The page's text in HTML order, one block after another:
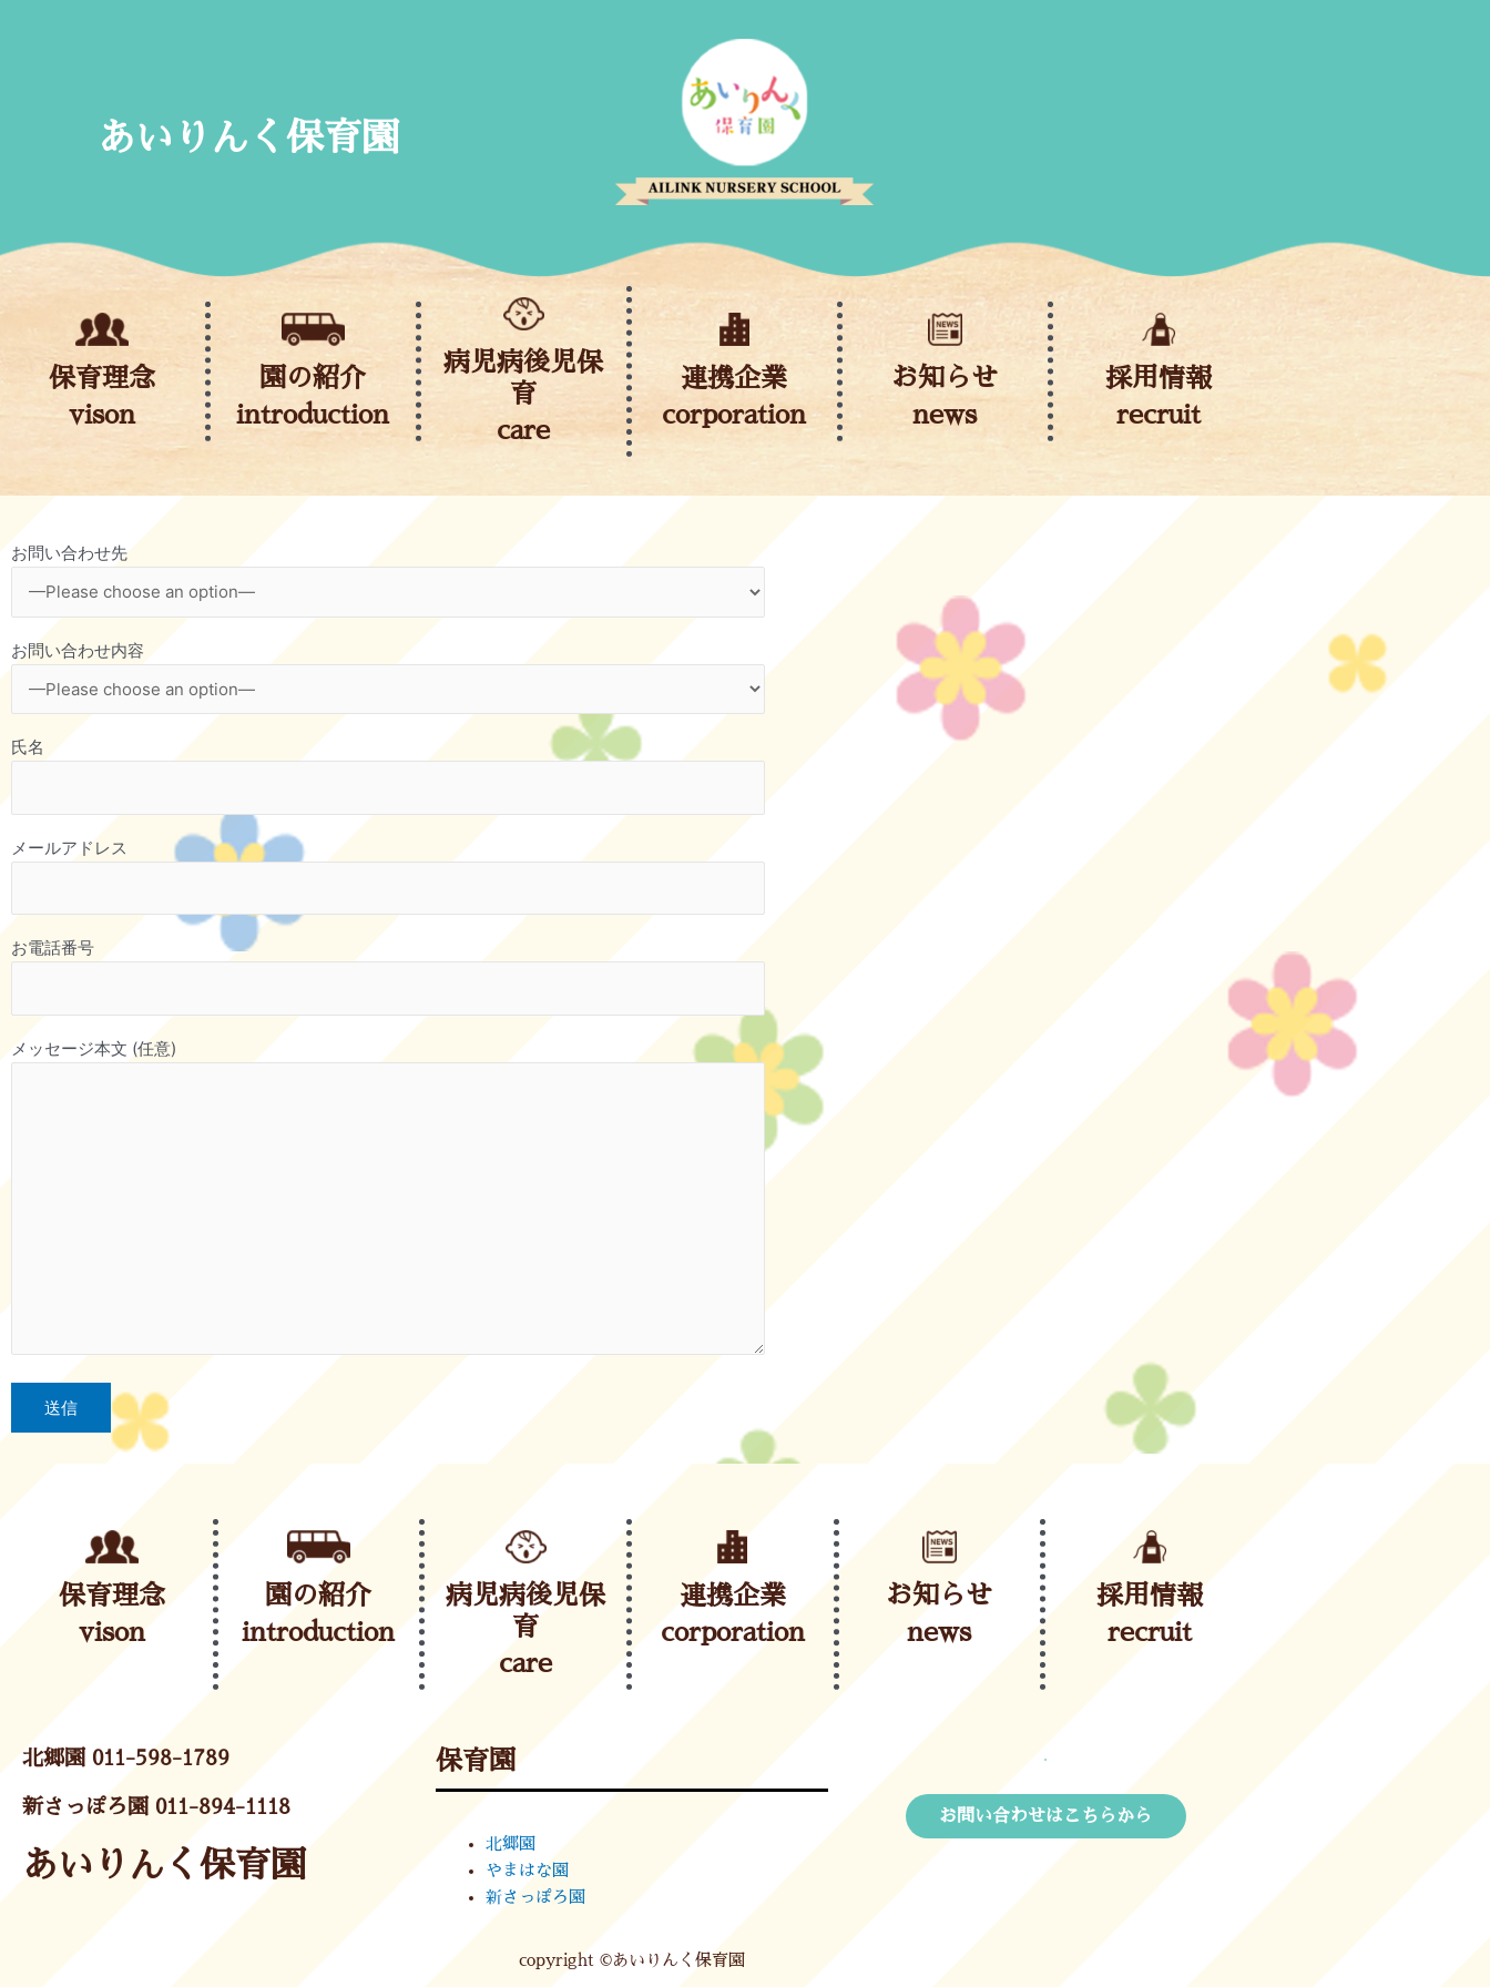
あいりんく保育園
保育理念
vison
園の紹介
introduction
病児病後児保
育
care
連携企業
corporation
お知らせ
news
採用情報
recruit
お問い合わせ先
お問い合わせ内容
氏名
メールアドレス
お電話番号
メッセージ本文 (任意)
保育理念
vison
園の紹介
introduction
病児病後児保
育
care
連携企業
corporation
お知らせ
news
採用情報
recruit
北郷園 011-598-1789
新さっぽろ園 011-894-1118
あいりんく保育園
保育園
北郷園
やまはな園
新さっぽろ園
お問い合わせはこちらから
copyright ©︎あいりんく保育園